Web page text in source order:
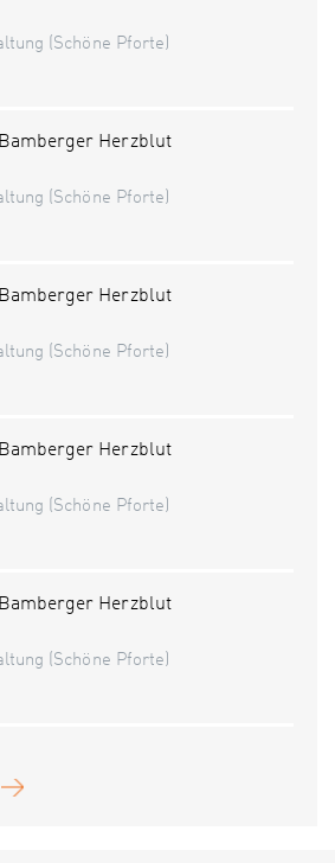
(Schöne Pforte)
Herzblut
(Schöne Pforte)
Herzblut
(Schöne Pforte)
Herzblut
(Schöne Pforte)
Herzblut
(Schöne Pforte)